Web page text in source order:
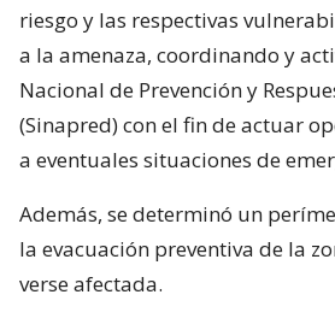
riesgo y las respectivas
a la amenaza, coordinando y
Nacional de Prevención y
(Sinapred) con el fin de actuar
a eventuales situaciones de
Además, se determinó un
la evacuación preventiva de la
verse afectada.